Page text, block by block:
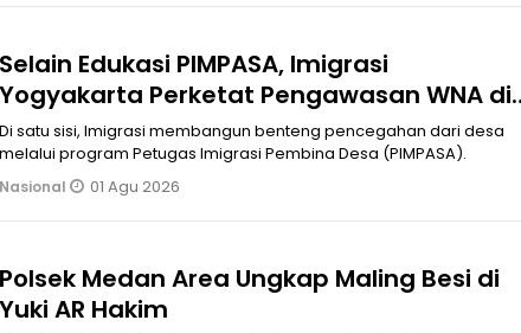
Selain Edukasi PIMPASA, Imigrasi
Yogyakarta Perketat Pengawasan WNA di
Tengah Maraknya Scamming
Di satu sisi, Imigrasi membangun benteng pencegahan dari desa
melalui program Petugas Imigrasi Pembina Desa (PIMPASA).
Nasional 01 Agu 2026
Polsek Medan Area Ungkap Maling Besi di
Yuki AR Hakim